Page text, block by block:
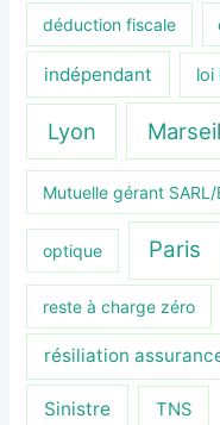
déduction fiscale
indépendant loi
Lyon
Mutuelle gérant SARL/
optique Paris
reste à charge zéro
résiliation
Sinistre TNS